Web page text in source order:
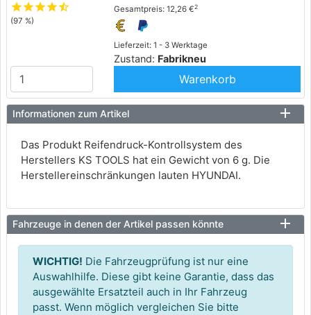
starstarstarstarstar_half
(97 %)
Lieferzeit: 1 - 3 Werktage
Zustand: Fabrikneu
Gesamtpreis: 12,26 €2
Warenkorb
Informationen zum Artikel
Das Produkt Reifendruck-Kontrollsystem des
Herstellers KS TOOLS hat ein Gewicht von 6 g. Die
Herstellereinschränkungen lauten HYUNDAI.
Fahrzeuge in denen der Artikel passen könnte
WICHTIG! Die Fahrzeugprüfung ist nur eine
Auswahlhilfe. Diese gibt keine Garantie, dass das
ausgewählte Ersatzteil auch in Ihr Fahrzeug
passt. Wenn möglich vergleichen Sie bitte